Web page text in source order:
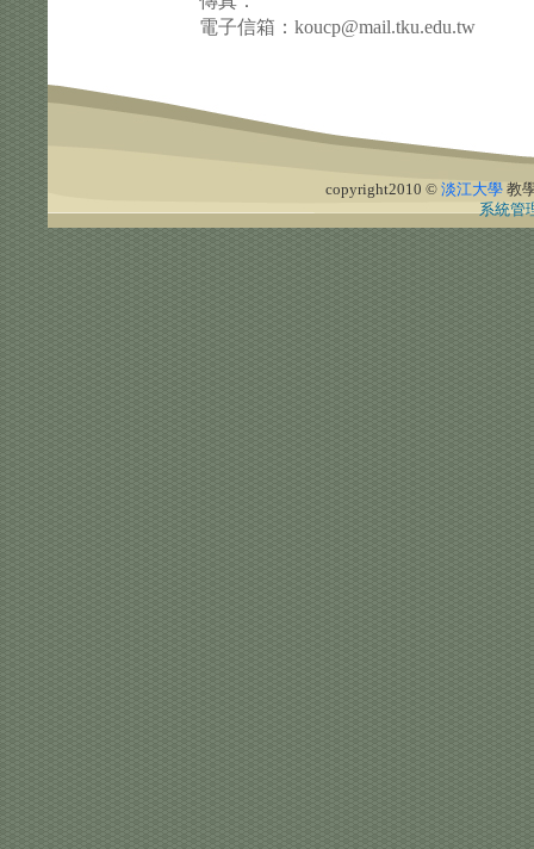
電子信箱：koucp@mail.tku.edu.tw
copyright2010 © 淡江大學 教
系統管